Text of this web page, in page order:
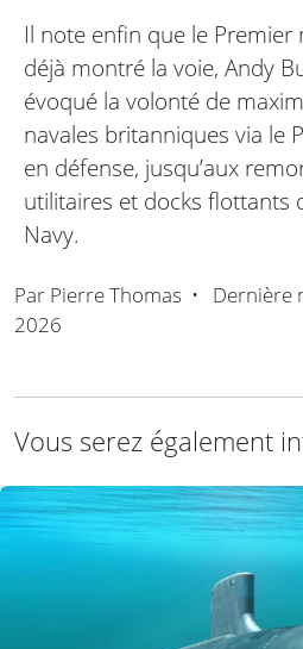
Il note enfin que le Premier
déjà montré la voie, Andy
évoqué la volonté de
navales britanniques via le
en défense, jusqu’aux
utilitaires et docks flottants
Navy.
Par Pierre Thomas • Dernière
2026
Vous serez également